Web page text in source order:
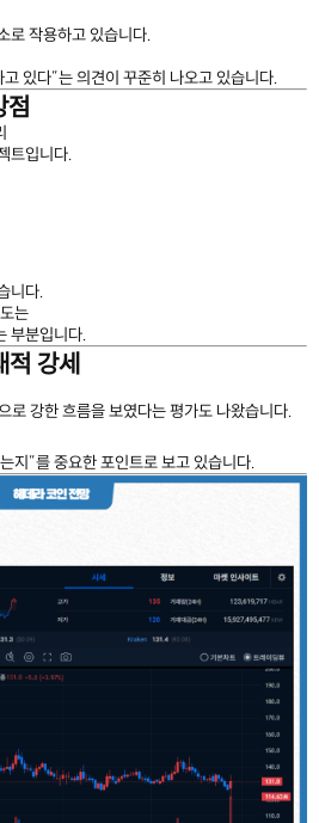
로 작용하고 있습니다.
있다”는 의견이 꾸준히 나오고 있습니다.
점
트입니다.
니다.
는
부분입니다.
적 강세
강한 흐름을 보였다는 평가도 나왔습니다.
지”를 중요한 포인트로 보고 있습니다.